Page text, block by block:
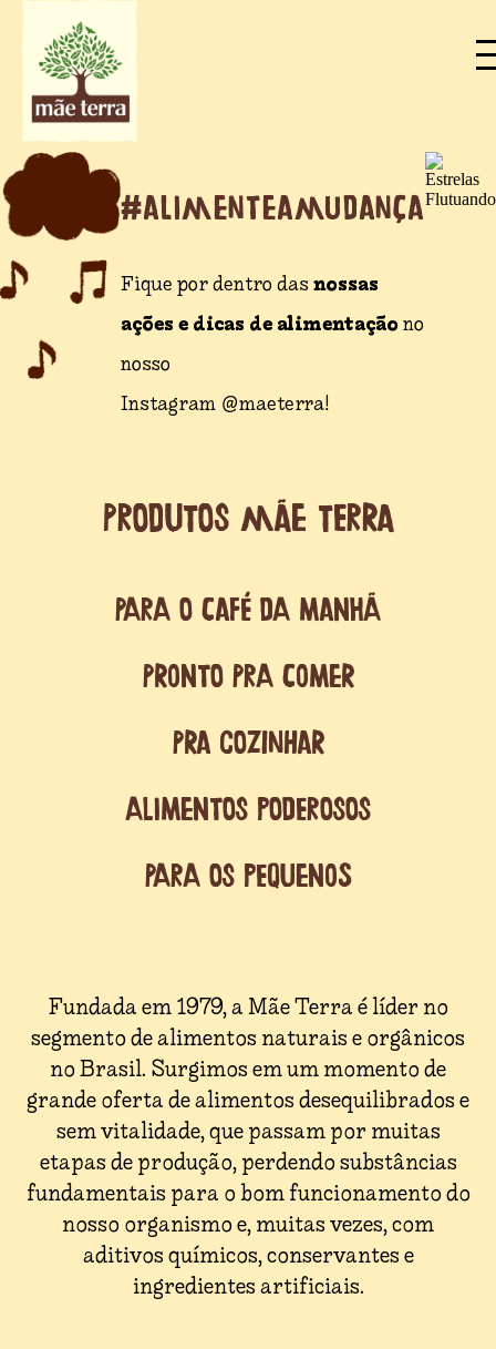
#alimenteamudança
Fique por dentro dasnossas
ações e dicas de alimentaçãono
nosso
Instagram @maeterra!
PRODUTOS MÃE TERRA
Para o café da manhã
Pronto pra comer
Pra cozinhar
Alimentos poderosos
Para os pequenos
Fundada em 1979, a Mãe Terra é líder no
segmento de alimentos naturais e orgânicos
no Brasil. Surgimos em um momento de
grande oferta de alimentos desequilibrados e
sem vitalidade, que passam por muitas
etapas de produção, perdendo substâncias
fundamentais para o bom funcionamento do
nosso organismo e, muitas vezes, com
aditivos químicos, conservantes e
ingredientes artificiais.